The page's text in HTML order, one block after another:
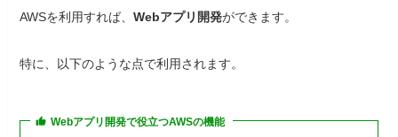
AWSを利用すれば、Webアプリ開発ができます。
特に、以下のような点で利用されます。
Webアプリ開発で役立つAWSの機能